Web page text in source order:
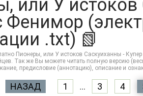
или У
.txt) 📗
Пионеры, или У истоков Саскуиханны -
Так же Вы можете читать полную версию
предисловие (аннотацию), описание и
НАЗАД 1 ... 3 4